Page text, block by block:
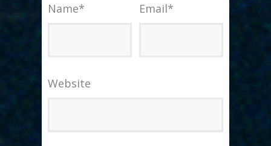
Name* Email*
Website